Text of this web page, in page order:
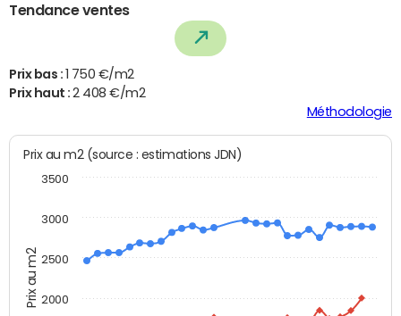
Tendance ventes
Prix bas : 1 750 €/m2
Prix haut :2 408 €/m2
Méthodologie
Prix au m2
Prix au m2 (source : estimations JDN)
2000
2500
3000
3500